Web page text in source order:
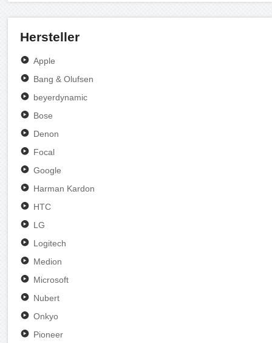
Hersteller
Apple
Bang & Olufsen
beyerdynamic
Bose
Denon
Focal
Google
Harman Kardon
HTC
LG
Logitech
Medion
Microsoft
Nubert
Onkyo
Pioneer